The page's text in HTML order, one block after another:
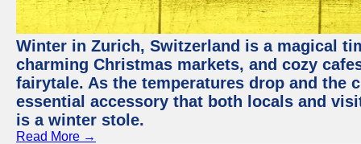
Winter in Zurich, Switzerland is a magical
charming Christmas markets, and cozy
fairytale. As the temperatures drop and the
essential accessory that both locals and
is a winter stole.
Read More →